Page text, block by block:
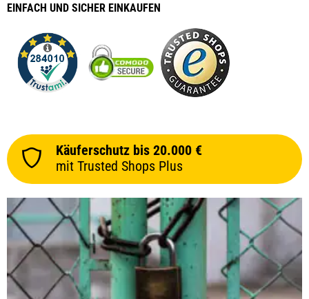
EINFACH UND SICHER EINKAUFEN
Käuferschutz bis 20.000 €
mit Trusted Shops Plus